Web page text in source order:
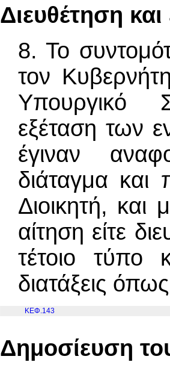
Διευθέτηση
8. Το
τον
Υπουργικό
εξέταση των
έγιναν
διάταγμα και
Διοικητή, και
αίτηση είτε
τέτοιο τύπο
διατάξεις
ΚΕΦ.143
Δημοσίευση